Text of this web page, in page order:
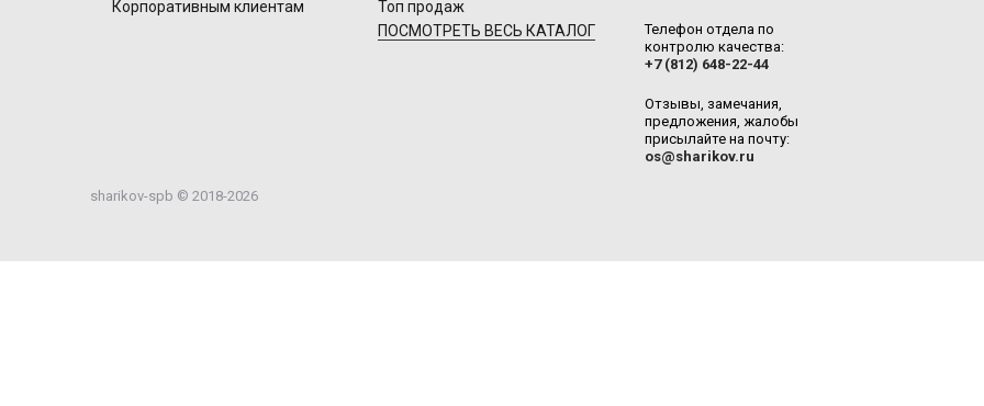
Корпоративным клиентам
Топ продаж
ПОСМОТРЕТЬ ВЕСЬ КАТАЛОГ
Телефон отдела по
контролю качества:
+7 (812) 648-22-44
Отзывы, замечания,
предложения, жалобы
присылайте на почту:
os@sharikov.ru
sharikov-spb © 2018-2026